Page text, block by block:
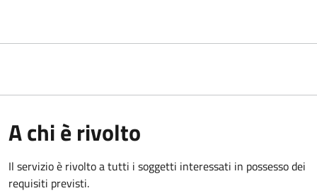
A chi è rivolto
Il servizio è rivolto a tutti i soggetti interessati in possesso dei
requisiti previsti.